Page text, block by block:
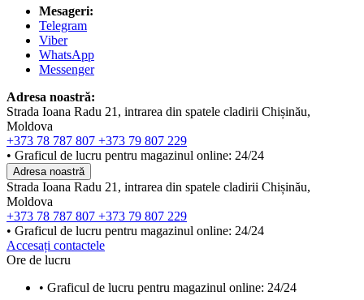
Mesageri:
Telegram
Viber
WhatsApp
Messenger
Adresa noastră:
Strada Ioana Radu 21, intrarea din spatele cladirii Chișinău,
Moldova
+373 78 787 807 +373 79 807 229
• Graficul de lucru pentru magazinul online: 24/24
Adresa noastră
Strada Ioana Radu 21, intrarea din spatele cladirii Chișinău,
Moldova
+373 78 787 807 +373 79 807 229
• Graficul de lucru pentru magazinul online: 24/24
Accesați contactele
Ore de lucru
• Graficul de lucru pentru magazinul online: 24/24